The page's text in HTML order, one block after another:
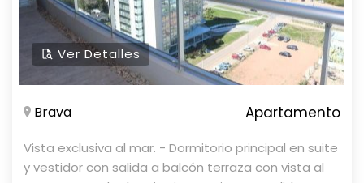
Ver Detalles
Brava Apartamento
Vista exclusiva al mar. - Dormitorio principal en suite
y vestidor con salida a balcón terraza con vista al